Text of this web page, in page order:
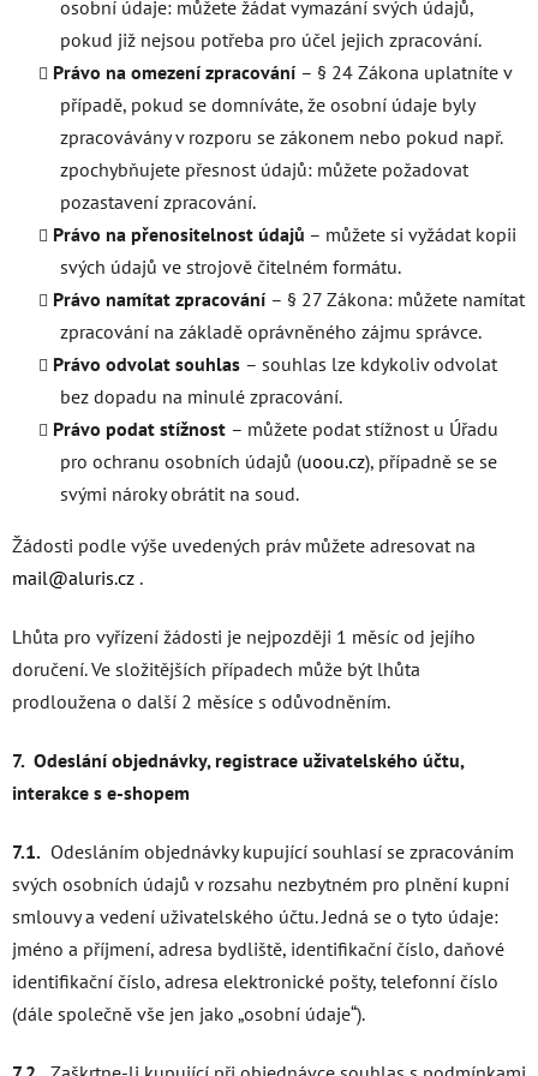
osobní údaje: můžete žádat vymazání svých údajů,
pokud již nejsou potřeba pro účel jejich zpracování.
Právo na omezení zpracování – § 24 Zákona uplatníte v
případě, pokud se domníváte, že osobní údaje byly
zpracovávány v rozporu se zákonem nebo pokud např.
zpochybňujete přesnost údajů: můžete požadovat
pozastavení zpracování.
Právo na přenositelnost údajů – můžete si vyžádat kopii
svých údajů ve strojově čitelném formátu.
Právo namítat zpracování – § 27 Zákona: můžete namítat
zpracování na základě oprávněného zájmu správce.
Právo odvolat souhlas – souhlas lze kdykoliv odvolat
bez dopadu na minulé zpracování.
Právo podat stížnost – můžete podat stížnost u Úřadu
pro ochranu osobních údajů (uoou.cz), případně se se
svými nároky obrátit na soud.
Žádosti podle výše uvedených práv můžete adresovat na
mail@aluris.cz .
Lhůta pro vyřízení žádosti je nejpozději 1 měsíc od jejího
doručení. Ve složitějších případech může být lhůta
prodloužena o další 2 měsíce s odůvodněním.
7. Odeslání objednávky, registrace uživatelského účtu,
interakce s e-shopem
7.1. Odesláním objednávky kupující souhlasí se zpracováním
svých osobních údajů v rozsahu nezbytném pro plnění kupní
smlouvy a vedení uživatelského účtu. Jedná se o tyto údaje:
jméno a příjmení, adresa bydliště, identifikační číslo, daňové
identifikační číslo, adresa elektronické pošty, telefonní číslo
(dále společně vše jen jako „osobní údaje“).